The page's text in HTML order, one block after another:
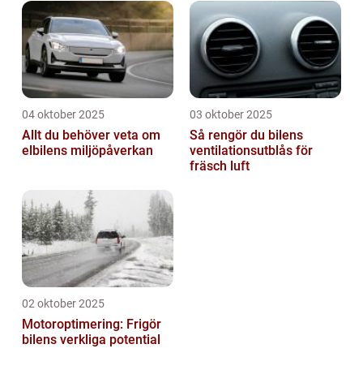
04 oktober 2025
Allt du behöver veta om
elbilens miljöpåverkan
03 oktober 2025
Så rengör du bilens
ventilationsutblås för
fräsch luft
02 oktober 2025
Motoroptimering: Frigör
bilens verkliga potential